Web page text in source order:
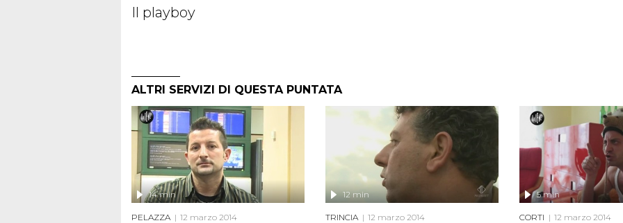
Il playboy
ALTRI SERVIZI DI QUESTA PUNTATA
14 min
PELAZZA 12 marzo 2014
12 min
TRINCIA 12 marzo 2014
5 min
CORTI 12 marzo 2014